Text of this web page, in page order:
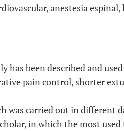
anestesia espinal,
has been described and
pain control, shorter
was carried out in different
in which the most